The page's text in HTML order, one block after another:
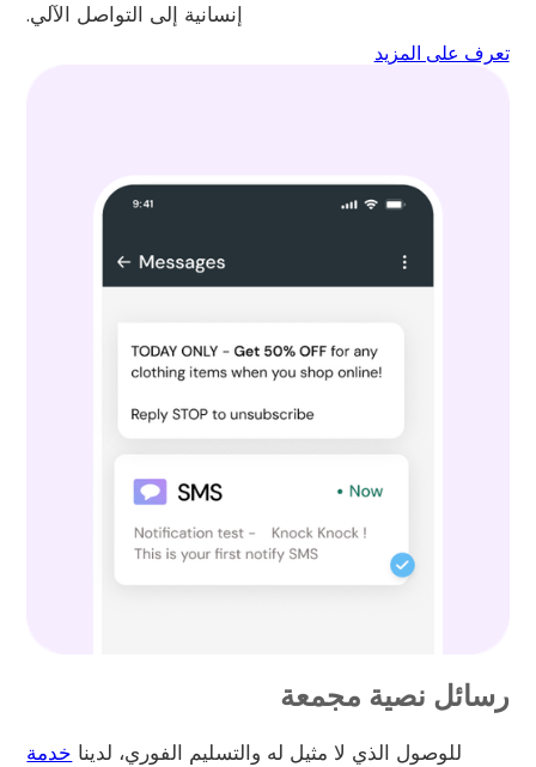
إنسانية إلى التواصل الآلي.
تعرف على المزيد
رسائل نصية مجمعة
للوصول الذي لا مثيل له والتسليم الفوري، لدينا خدمة